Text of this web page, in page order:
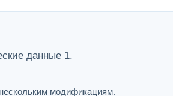
данные 1.
модификациям.